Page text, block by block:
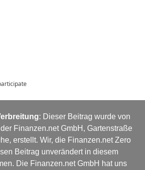
: Dieser Beitrag wurde von
Finanzen.net GmbH, Gartenstraße
erstellt. Wir, die Finanzen.net Zero
Beitrag unverändert in diesem
Die Finanzen.net GmbH hat uns